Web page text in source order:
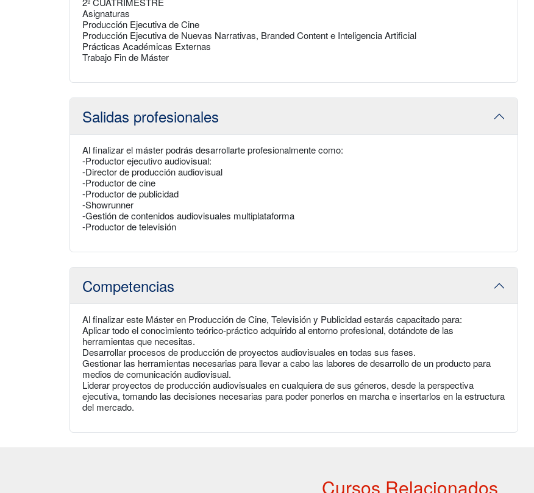
Asignaturas
Producción Ejecutiva de Cine
Producción Ejecutiva de Nuevas Narrativas, Branded Content e Inteligencia Artificial
Prácticas Académicas Externas
Trabajo Fin de Máster
Salidas profesionales
Al finalizar el máster podrás desarrollarte profesionalmente como:
-Productor ejecutivo audiovisual:
-Director de producción audiovisual
-Productor de cine
-Productor de publicidad
-Showrunner
-Gestión de contenidos audiovisuales multiplataforma
-Productor de televisión
Competencias
Al finalizar este Máster en Producción de Cine, Televisión y Publicidad estarás capacitado para:
Aplicar todo el conocimiento teórico-práctico adquirido al entorno profesional, dotándote de las
herramientas que necesitas.
Desarrollar procesos de producción de proyectos audiovisuales en todas sus fases.
Gestionar las herramientas necesarias para llevar a cabo las labores de desarrollo de un producto para
medios de comunicación audiovisual.
Liderar proyectos de producción audiovisuales en cualquiera de sus géneros, desde la perspectiva
ejecutiva, tomando las decisiones necesarias para poder ponerlos en marcha e insertarlos en la estructura
del mercado.
Cursos Relacionados